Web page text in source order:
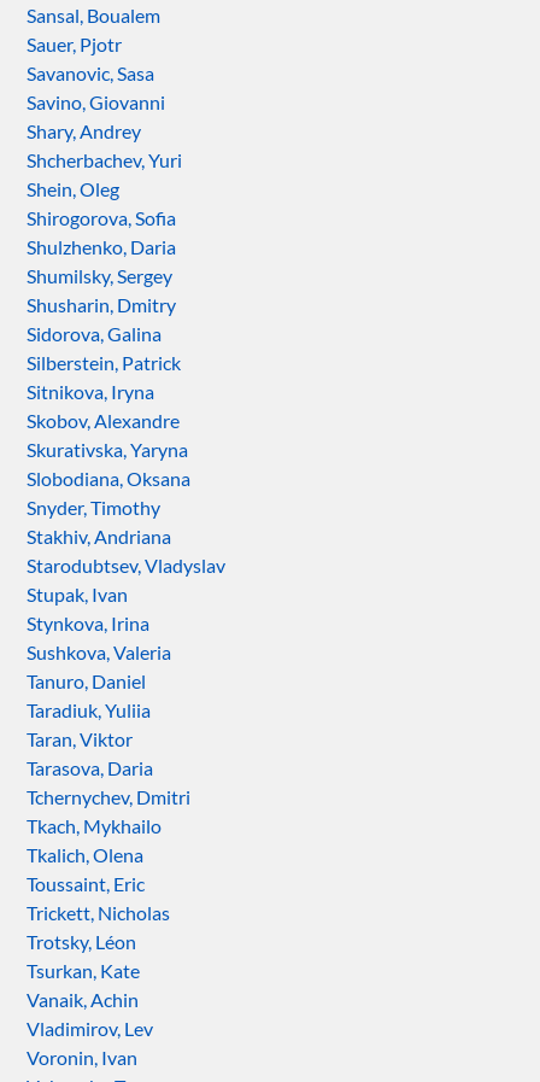
Sansal, Boualem
Sauer, Pjotr
Savanovic, Sasa
Savino, Giovanni
Shary, Andrey
Shcherbachev, Yuri
Shein, Oleg
Shirogorova, Sofia
Shulzhenko, Daria
Shumilsky, Sergey
Shusharin, Dmitry
Sidorova, Galina
Silberstein, Patrick
Sitnikova, Iryna
Skobov, Alexandre
Skurativska, Yaryna
Slobodiana, Oksana
Snyder, Timothy
Stakhiv, Andriana
Starodubtsev, Vladyslav
Stupak, Ivan
Stynkova, Irina
Sushkova, Valeria
Tanuro, Daniel
Taradiuk, Yuliia
Taran, Viktor
Tarasova, Daria
Tchernychev, Dmitri
Tkach, Mykhailo
Tkalich, Olena
Toussaint, Eric
Trickett, Nicholas
Trotsky, Léon
Tsurkan, Kate
Vanaik, Achin
Vladimirov, Lev
Voronin, Ivan